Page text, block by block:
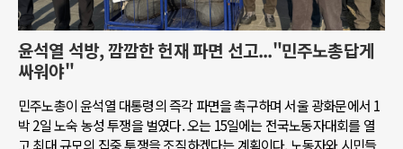
윤석열 석방, 깜깜한 헌재 파면 선고..."민주노총답게
싸워야"
민주노총이 윤석열 대통령의 즉각 파면을 촉구하며 서울 광화문에서 1
박 2일 노숙 농성 투쟁을 벌였다. 오는 15일에는 전국노동자대회를 열
고 최대 규모의 집중 투쟁을 조직하겠다는 계획이다. 노동자와 시민들